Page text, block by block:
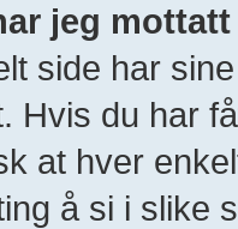
jeg
side har
Hvis du har
at hver
å si i slike